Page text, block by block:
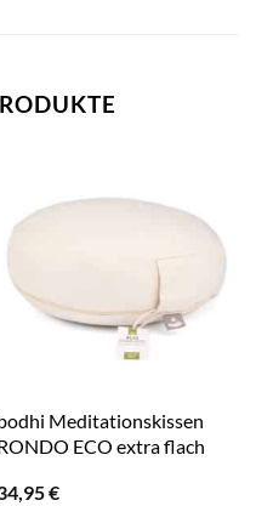
Meditationskissen
ECO extra flach
€